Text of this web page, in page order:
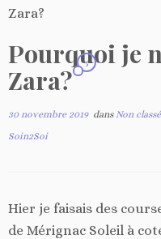
Zara?
Pourquoi je
Zara?
3
30 novembre 2019dans Non classé
Soin2Soi
Hier je faisais des
de Mérignac Soleil à